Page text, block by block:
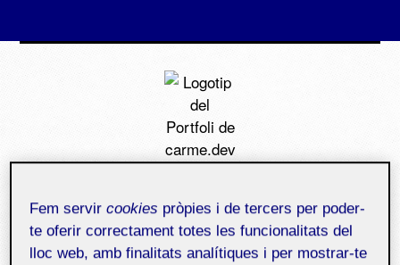
Vés
Espai personal
Menú
Fem servircookies pròpies i de tercers per poder-
te oferir correctament totes les funcionalitats del
lloc web, amb finalitats analítiques i per mostrar-te